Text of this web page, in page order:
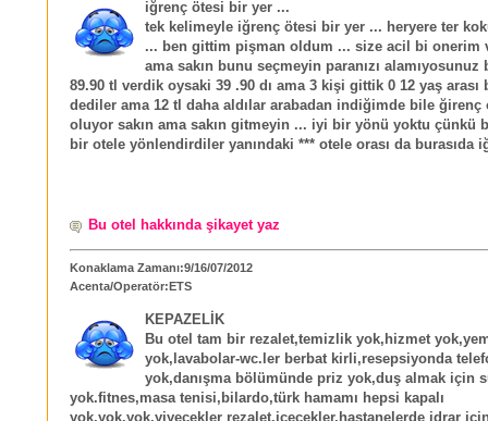
iğrenç ötesi bir yer ...
tek kelimeyle iğrenç ötesi bir yer ... heryere ter
... ben gittim pişman oldum ... size acil bi onerim
ama sakın bunu seçmeyin paranızı alamıyosunuz
89.90 tl verdik oysaki 39 .90 dı ama 3 kişi gittik 0 12 yaş arası
dediler ama 12 tl daha aldılar arabadan indiğimde bile
oluyor sakın ama sakın gitmeyin ... iyi bir yönü yoktu çünkü
bir otele yönlendirdiler yanındaki *** otele orası da burasıda
Bu otel hakkında şikayet yaz
Konaklama Zamanı:9/16/07/2012
Acenta/Operatör:ETS
KEPAZELİK
Bu otel tam bir rezalet,temizlik yok,hizmet
yok,lavabolar-wc.ler berbat kirli,resepsiyonda
yok,danışma bölümünde priz yok,duş almak için
yok.fitnes,masa tenisi,bilardo,türk hamamı hepsi kapalı
yok,yok,yok,yiyecekler rezalet,içecekler,hastanelerde idrar